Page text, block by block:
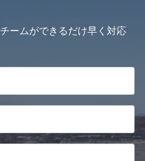
ームができるだけ早く対応